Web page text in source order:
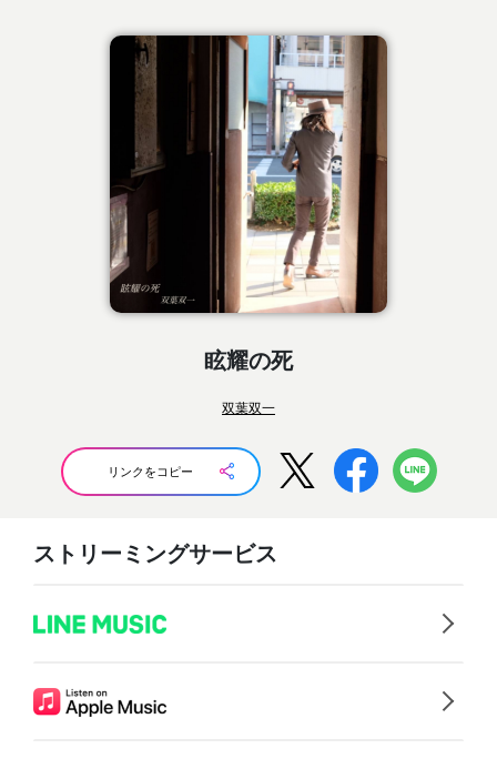
眩耀の死
双葉双一
リンクをコピー
ストリーミングサービス